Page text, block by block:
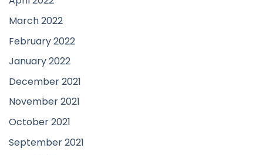
March 2022
February 2022
January 2022
December 2021
November 2021
October 2021
September 2021